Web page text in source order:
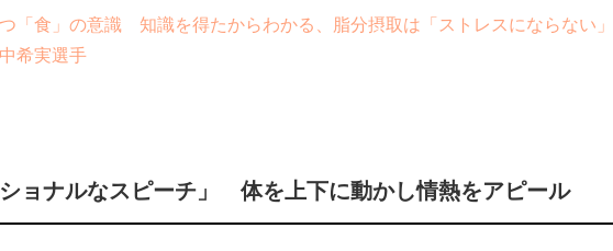
「食」の意識 知識を得たからわかる、脂分摂取は「ストレスにならない」
希実選手
ショナルなスピーチ」 体を上下に動かし情熱をアピール